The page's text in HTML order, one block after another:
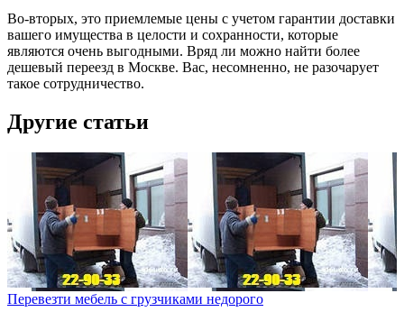
Во-вторых, это приемлемые цены с учетом гарантии доставки
вашего имущества в целости и сохранности, которые
являются очень выгодными. Вряд ли можно найти более
дешевый переезд в Москве. Вас, несомненно, не разочарует
такое сотрудничество.
Другие статьи
Перевезти мебель с грузчиками недорого